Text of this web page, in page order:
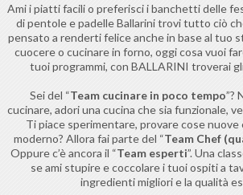
Ami i piatti facili o preferisci i banchetti delle
di pentole e padelle Ballarini trovi tutto ciò
pensato a renderti felice anche in base al tuo
cuocere o cucinare in forno, oggi cosa vuoi
tuoi programmi, con BALLARINI troverai
Sei del “Team cucinare in poco tempo”?
cucinare, adori una cucina che sia funzionale,
Ti piace sperimentare, provare cose nuove
moderno? Allora fai parte del “Team Chef
Oppure c’è ancora il “Team esperti”. Una
se ami stupire e coccolare i tuoi ospiti a
ingredienti migliori e la qualità